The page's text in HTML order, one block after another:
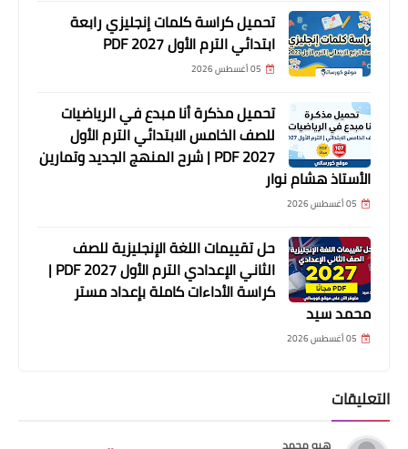
تحميل كراسة كلمات إنجليزي رابعة
ابتدائي الترم الأول 2027 PDF
05 أغسطس 2026
تحميل مذكرة أنا مبدع في الرياضيات
للصف الخامس الابتدائي الترم الأول
2027 PDF | شرح المنهج الجديد وتمارين
الأستاذ هشام نوار
05 أغسطس 2026
حل تقييمات اللغة الإنجليزية للصف
الثاني الإعدادي الترم الأول 2027 PDF |
كراسة الأداءات كاملة بإعداد مستر
محمد سيد
05 أغسطس 2026
التعليقات
هبه محمد